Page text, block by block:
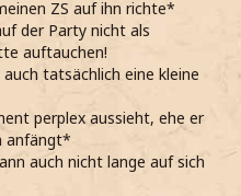
ZS auf ihn richte*
der Party nicht als
auftauchen!
tatsächlich eine kleine
perplex aussieht, ehe er
anfängt*
auch nicht lange auf sich